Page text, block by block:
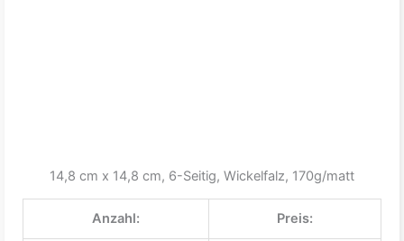
14,8 cm x 14,8 cm, 6-Seitig, Wickelfalz, 170g/matt
Anzahl: Preis: